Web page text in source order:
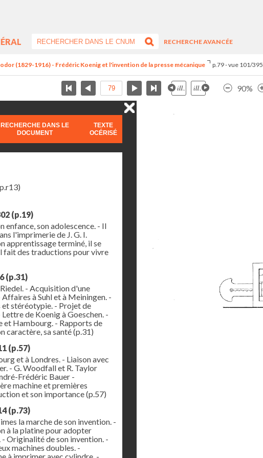
RECHERCHE AVANCÉE
(1829-1916) - Frédéric Koenig et l'invention de la presse mécanique p.79 - vue 101/395
90%
RECHERCHE DANS LE
DOCUMENT
TEXTE
OCÉRISÉ
(p.19)
enfance, son adolescence. - Il
l'imprimerie de J. G. I.
apprentissage terminé, il se
fait des traductions pour vivre
(p.31)
- Acquisition d'une
à Suhl et à Meiningen. -
stéréotypie. - Projet de
de Koenig à Goeschen. -
et Hambourg. - Rapports de
caractère, sa santé(p.31)
(p.57)
et à Londres. - Liaison avec
- G. Woodfall et R. Taylor
Frédéric Bauer -
machine et premières
et son importance(p.57)
(p.73)
la marche de son invention. -
à la platine pour adopter
Originalité de son invention. -
machines doubles. -